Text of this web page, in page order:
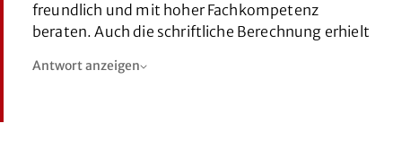
freundlich und mit hoher Fachkompetenz
beraten. Auch die schriftliche Berechnung erhielt
Bereits vor zwölf Jahren haben Herr Rothes und
Antwort anzeigen